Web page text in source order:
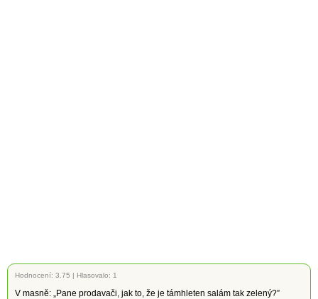
Hodnocení: 3.75 | Hlasovalo: 1
V masně: „Pane prodavači, jak to, že je támhleten salám tak zelený?”